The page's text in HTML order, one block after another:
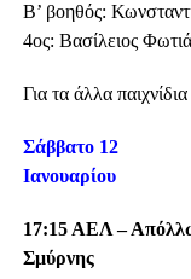
Β’ βοηθός:
4ος: Βασίλειος
Για τα άλλα
Σάββατο 12
Ιανουαρίου
17:15 ΑΕΛ –
Σμύρνης